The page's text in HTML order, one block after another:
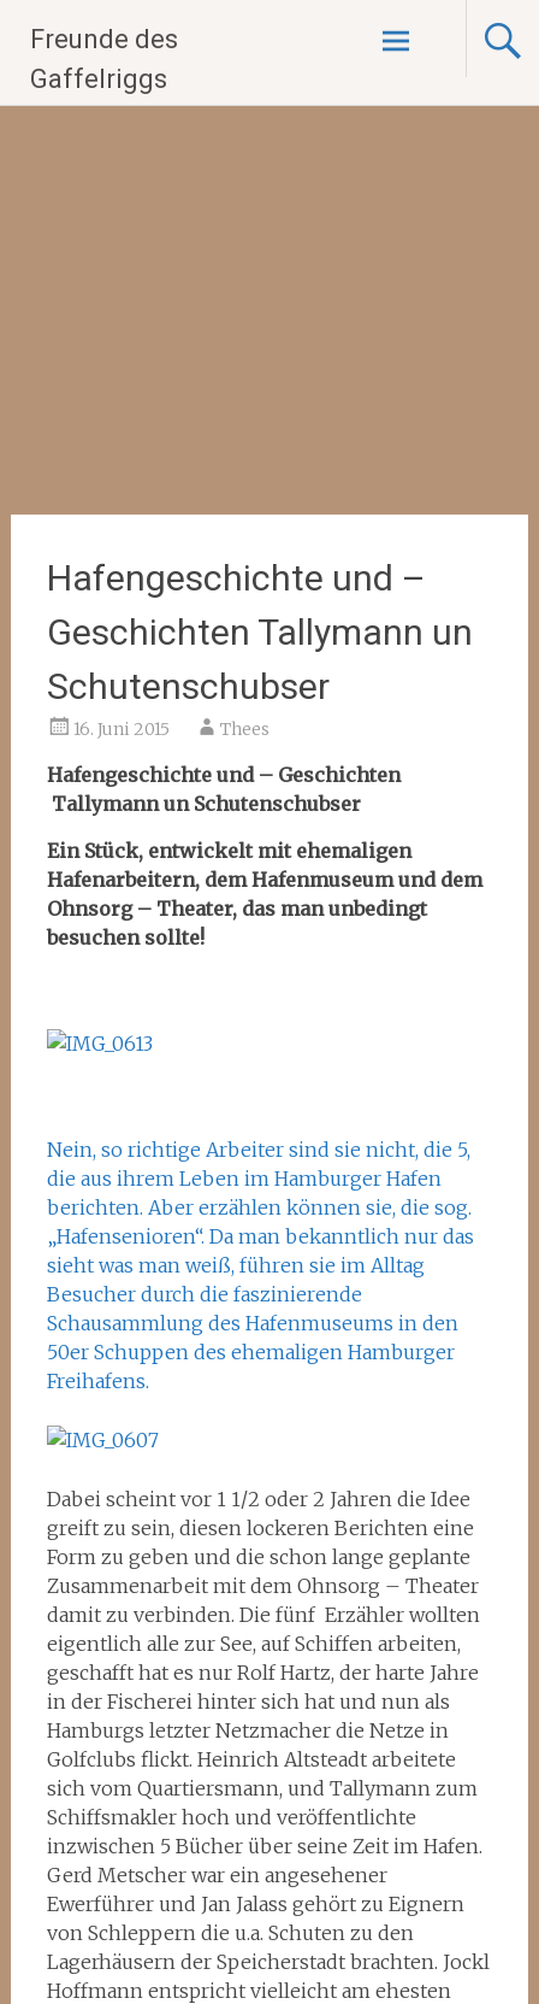
Inhalt
springen
Freunde des
Gaffelriggs
Hafengeschichte und –
Geschichten Tallymann un
Schutenschubser
16. Juni 2015 Thees
Hafengeschichte und – Geschichten
Tallymann un Schutenschubser
Ein Stück, entwickelt mit ehemaligen
Hafenarbeitern, dem Hafenmuseumund dem
Ohnsorg – Theater, das man unbedingt
besuchen sollte!
Nein, so richtige Arbeiter sind sie nicht, die 5,
die aus ihrem Leben im Hamburger Hafen
berichten. Aber erzählen können sie, die sog.
„Hafensenioren“. Da man bekanntlich nur das
sieht was man weiß, führen sie im Alltag
Besucher durch die faszinierende
Schausammlung des Hafenmuseums in den
50er Schuppen des ehemaligen Hamburger
Freihafens.
Dabei scheint vor 1 1/2 oder 2 Jahren die Idee
greift zu sein, diesen lockeren Berichten eine
Form zu geben und die schon lange geplante
Zusammenarbeit mit dem Ohnsorg – Theater
damit zu verbinden. Die fünf Erzähler wollten
eigentlich alle zur See, auf Schiffen arbeiten,
geschafft hat es nur Rolf Hartz, der harte Jahre
in der Fischerei hinter sich hat und nun als
Hamburgs letzter Netzmacher die Netze in
Golfclubs flickt. Heinrich Altsteadt arbeitete
sich vom Quartiersmann, und Tallymann zum
Schiffsmakler hoch und veröffentlichte
inzwischen 5 Bücher über seine Zeit im Hafen.
Gerd Metscher war ein angesehener
Ewerführer und Jan Jalass gehört zu Eignern
von Schleppern die u.a. Schuten zu den
Lagerhäusern der Speicherstadt brachten. Jockl
Hoffmann entspricht vielleicht am ehesten